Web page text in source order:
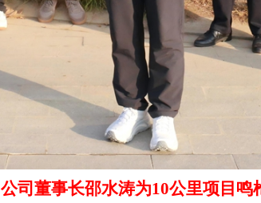
公司董事长邵水涛为10公里项目鸣